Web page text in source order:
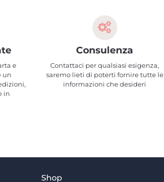
e
un
in
Consulenza
Contattaci per qualsiasi esigenza,
saremo lieti di poterti fornire tutte le
informazioni che desideri
Shop